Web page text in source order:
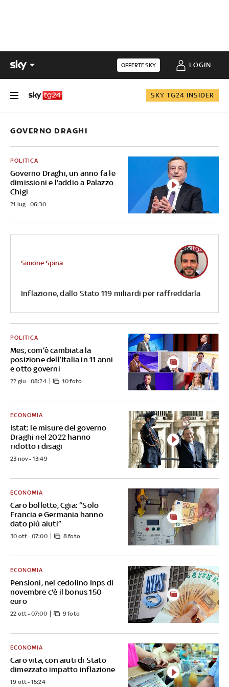
OFFERTE SKY LOGIN
SKY TG24 INSIDER
GOVERNO DRAGHI
Governo Draghi, un anno fa le
dimissioni e l'addio a Palazzo
Chigi
POLITICA
21 lug - 06:30
Inflazione, dallo Stato 119 miliardi per raffreddarla
Simone Spina
Mes, com’è cambiata la
posizione dell’Italia in 11 anni
e otto governi
POLITICA
22 giu - 08:24 10 foto
Istat: le misure del governo
Draghi nel 2022 hanno
ridotto i disagi
ECONOMIA
23 nov - 13:49
Caro bollette, Cgia: “Solo
Francia e Germania hanno
dato più aiuti”
ECONOMIA
30 ott - 07:00 8 foto
Pensioni, nel cedolino Inps di
novembre c'è il bonus 150
euro
ECONOMIA
22 ott - 07:00 9 foto
Caro vita, con aiuti di Stato
dimezzato impatto inflazione
ECONOMIA
19 ott - 15:24